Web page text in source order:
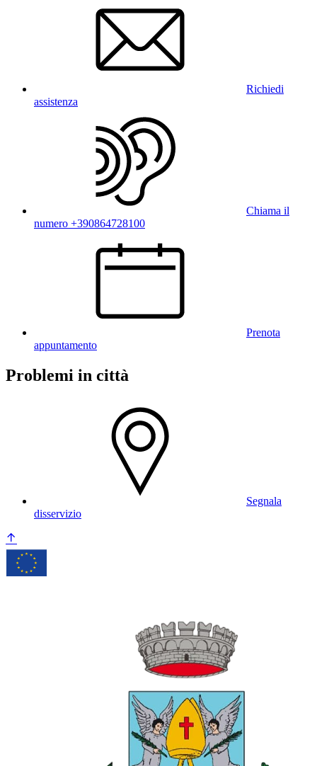
Richiedi
assistenza
Chiama il
numero +390864728100
Prenota
appuntamento
Problemi in città
Segnala
disservizio